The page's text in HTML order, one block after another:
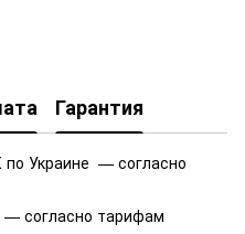
Гарантия
по Украине — согласно
— согласно тарифам